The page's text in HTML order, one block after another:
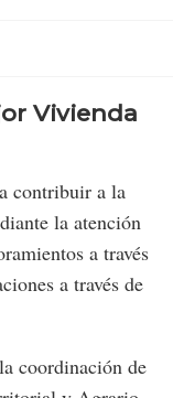
Vivienda
contribuir a la
la atención
a través
a través de
coordinación de